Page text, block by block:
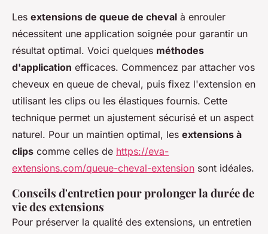
Les extensions de queue de cheval à enrouler
nécessitent une application soignée pour garantir un
résultat optimal. Voici quelques méthodes
d'application efficaces. Commencez par attacher vos
cheveux en queue de cheval, puis fixez l'extension en
utilisant les clips ou les élastiques fournis. Cette
technique permet un ajustement sécurisé et un aspect
naturel. Pour un maintien optimal, les extensions à
clips comme celles de https://eva-
extensions.com/queue-cheval-extension sont idéales.
Conseils d'entretien pour prolonger la durée de
vie des extensions
Pour préserver la qualité des extensions, un entretien